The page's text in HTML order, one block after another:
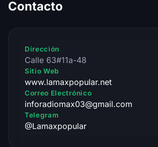
Contacto
Dirección
Calle 63#11a-48
Sitio Web
www.lamaxpopular.net
Correo Electrónico
inforadiomax03@gmail.com
Telegram
@Lamaxpopular